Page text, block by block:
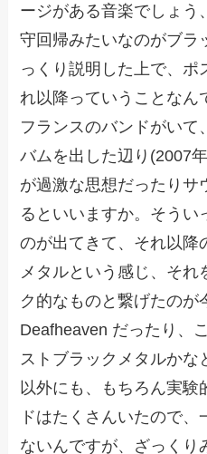
ージがある音楽でしょう
守回帰みたいなのがブラ
っくり説明した上で、ポ
れ以降っていうことなん
フランスのバンドがいて
バムを出した辺り(2007
が過激な思想だったりサ
るといいますか。そうい
のが出てきて、それ以降
メタルという感じ、そ
ク的なものと繋げたのが
Deafheaven だったり、
ストブラックメタルか
以外にも、もちろん実験
ドはたくさんいたので、
ないんですが、ざっくり